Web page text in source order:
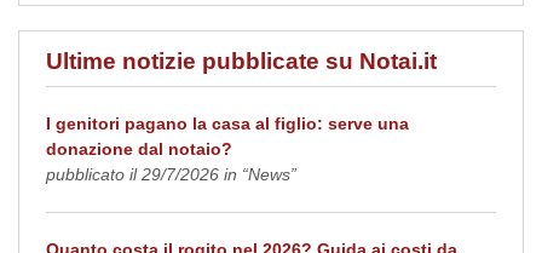
Ultime notizie pubblicate su Notai.it
I genitori pagano la casa al figlio: serve una
donazione dal notaio?
pubblicato il 29/7/2026 in “News”